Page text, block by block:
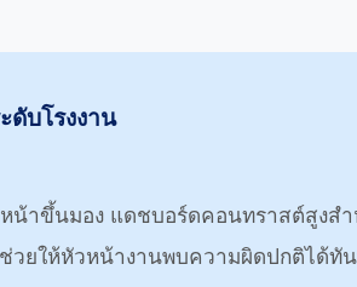
ดับโรงงาน
หน้าขึ้นมอง แดชบอร์ดคอนทราสต์สูงส
วยให้หัวหน้างานพบความผิดปกติได้ทั